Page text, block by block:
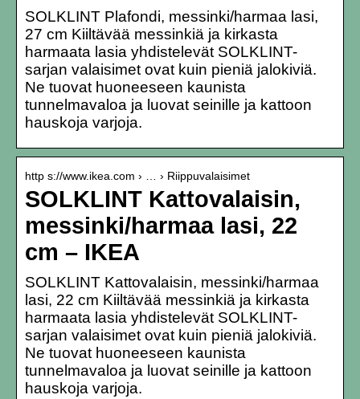
SOLKLINT Plafondi, messinki/harmaa lasi,
27 cm Kiiltävää messinkiä ja kirkasta
harmaata lasia yhdistelevät SOLKLINT-
sarjan valaisimet ovat kuin pieniä jalokiviä.
Ne tuovat huoneeseen kaunista
tunnelmavaloa ja luovat seinille ja kattoon
hauskoja varjoja.
http s://www.ikea.com › … › Riippuvalaisimet
SOLKLINT Kattovalaisin,
messinki/harmaa lasi, 22
cm – IKEA
SOLKLINT Kattovalaisin, messinki/harmaa
lasi, 22 cm Kiiltävää messinkiä ja kirkasta
harmaata lasia yhdistelevät SOLKLINT-
sarjan valaisimet ovat kuin pieniä jalokiviä.
Ne tuovat huoneeseen kaunista
tunnelmavaloa ja luovat seinille ja kattoon
hauskoja varjoja.